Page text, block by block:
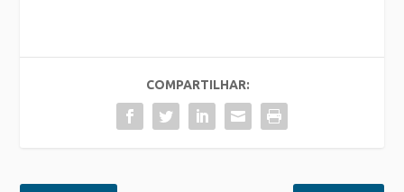
COMPARTILHAR: